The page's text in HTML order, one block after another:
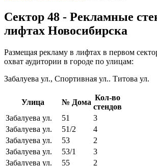
Сектор 48 - Рекламные
лифтах Новосибирска
Размещая рекламу в лифтах в первом
охват аудитории в городе по улицам:
Забалуева ул., Спортивная ул.. Титова ул.
Улица № Дома
Кол-во
стендов
Забалуева ул.
51
3
Забалуева ул.
51/2
4
Забалуева ул.
53
2
Забалуева ул.
53/1
3
Забалуева ул.
55
2